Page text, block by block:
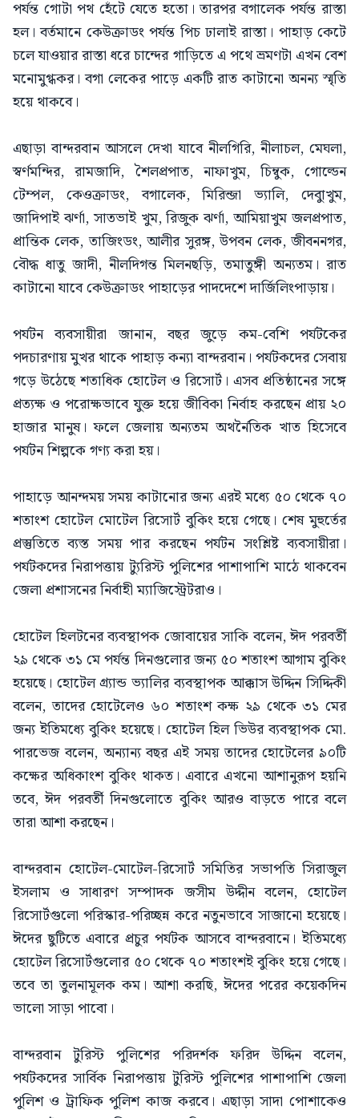
পর্যন্ত গোটা পথ হেঁটে যেতে হতো। তারপর বগালেক পর্যন্ত রাস্তা
হল। বর্তমানে কেউক্রাডং পর্যন্ত পিচ ঢালাই রাস্তা। পাহাড় কেটে
চলে যাওয়ার রাস্তা ধরে চান্দের গাড়িতে এ পথে ভ্রমণটা এখন বেশ
মনোমুগ্ধকর। বগা লেকের পাড়ে একটি রাত কাটানো অনন্য স্মৃতি
হয়ে থাকবে।
এছাড়া বান্দরবান আসলে দেখা যাবে নীলগিরি, নীলাচল, মেঘলা,
স্বর্ণমন্দির, রামজাদি, শৈলপ্রপাত, নাফাখুম, চিম্বুক, গোল্ডেন
টেম্পল, কেওক্রাডং, বগালেক, মিরিন্জা ভ্যালি, দেবুাখুম,
জাদিপাই ঝর্ণা, সাতভাই খুম, রিজুক ঝর্ণা, আমিয়াখুম জলপ্রপাত,
প্রান্তিক লেক, তাজিংডং, আলীর সুরঙ্গ, উপবন লেক, জীবননগর,
বৌদ্ধ ধাতু জাদী, নীলদিগন্ত মিলনছড়ি, তমাতুঙ্গী অন্যতম। রাত
কাটানো যাবে কেউক্রাডং পাহাড়ের পাদদেশে দার্জিলিংপাড়ায়।
পর্যটন ব্যবসায়ীরা জানান, বছর জুড়ে কম-বেশি পর্যটকের
পদচারণায় মুখর থাকে পাহাড় কন্যা বান্দরবান। পর্যটকদের সেবায়
গড়ে উঠেছে শতাধিক হোটেল ও রিসোর্ট। এসব প্রতিষ্ঠানের সঙ্গে
প্রত্যক্ষ ও পরোক্ষভাবে যুক্ত হয়ে জীবিকা নির্বাহ করছেন প্রায় ২০
হাজার মানুষ। ফলে জেলায় অন্যতম অথর্নৈতিক খাত হিসেবে
পর্যটন শিল্পকে গণ্য করা হয়।
পাহাড়ে আনন্দময় সময় কাটানোর জন্য এরই মধ্যে ৫০ থেকে ৭০
শতাংশ হোটেল মোটেল রিসোর্ট বুকিং হয়ে গেছে। শেষ মুহুর্তের
প্রস্তুতিতে ব্যস্ত সময় পার করছেন পর্যটন সংশ্লিষ্ট ব্যবসায়ীরা।
পর্যটকদের নিরাপত্তায় ট্যুরিস্ট পুলিশের পাশাপাশি মাঠে থাকবেন
জেলা প্রশাসনের নির্বাহী ম্যাজিস্ট্রেটরাও।
হোটেল হিলটনের ব্যবস্থাপক জোবায়ের সাকি বলেন, ঈদ পরবর্তী
২৯ থেকে ৩১ মে পর্যন্ত দিনগুলোর জন্য ৫০ শতাংশ আগাম বুকিং
হয়েছে। হোটেল গ্র্যান্ড ভ্যালির ব্যবস্থাপক আক্কাস উদ্দিন সিদ্দিকী
বলেন, তাদের হোটেলেও ৬০ শতাংশ কক্ষ ২৯ থেকে ৩১ মের
জন্য ইতিমধ্যে বুকিং হয়েছে। হোটেল হিল ভিউর ব্যবস্থাপক মো.
পারভেজ বলেন, অন্যান্য বছর এই সময় তাদের হোটেলের ৯০টি
কক্ষের অধিকাংশ বুকিং থাকত। এবারে এখনো আশানুরূপ হয়নি
তবে, ঈদ পরবর্তী দিনগুলোতে বুকিং আরও বাড়তে পারে বলে
তারা আশা করছেন।
বান্দরবান হোটেল-মোটেল-রিসোর্ট সমিতির সভাপতি সিরাজুল
ইসলাম ও সাধারণ সম্পাদক জসীম উদ্দীন বলেন, হোটেল
রিসোর্টগুলো পরিস্কার-পরিচ্ছন্ন করে নতুনভাবে সাজানো হয়েছে।
ঈদের ছুটিতে এবারে প্রচুর পর্যটক আসবে বান্দরবানে। ইতিমধ্যে
হোটেল রিসোর্টগুলোর ৫০ থেকে ৭০ শতাংশই বুকিং হয়ে গেছে।
তবে তা তুলনামূলক কম। আশা করছি, ঈদের পরের কয়েকদিন
ভালো সাড়া পাবো।
বান্দরবান টুরিস্ট পুলিশের পরিদর্শক ফরিদ উদ্দিন বলেন,
পর্যটকদের সার্বিক নিরাপত্তায় টুরিস্ট পুলিশের পাশাপাশি জেলা
পুলিশ ও ট্রাফিক পুলিশ কাজ করবে। এছাড়া সাদা পোশাকেও